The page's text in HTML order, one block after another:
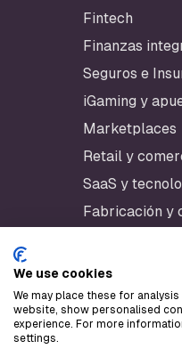
Fintech
Finanzas
Seguros e
iGaming y
Marketplaces
Retail y
SaaS y
Fabricación y
Recursos
App de
We use cookies
We may place these for
website, show personalised
experience. For more
settings.